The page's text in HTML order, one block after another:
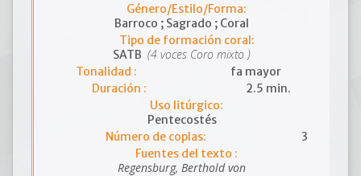
Género/Estilo/Forma:
Barroco ; Sagrado ; Coral
Tipo de formación coral:
SATB (4 voces Coro mixto )
Tonalidad :
fa mayor
Duración :
2.5 min.
Uso litúrgico:
Pentecostés
Número de coplas:
3
Fuentes del texto :
Regensburg, Berthold von